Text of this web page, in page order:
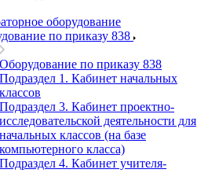
оборудование
по приказу 838
Оборудование по приказу 838
Подраздел 1. Кабинет начальных
классов
Подраздел 3. Кабинет проектно-
исследовательской деятельности для
начальных классов (на базе
компьютерного класса)
Подраздел 4. Кабинет учителя-